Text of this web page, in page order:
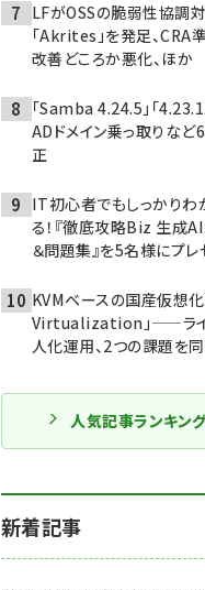
LFがOSSの脆弱性協調
「Akrites」を発足、CRA
改善どころか悪化、ほか
「Samba 4.24.5」「
ADドメイン乗っ取りな
正
IT初心者でもしっかりわ
る！『徹底攻略Biz 生成
＆問題集』を5名様にプレ
KVMベースの国産仮想
Virtualization」——ライ
人化運用、2つの課題を
人気記事ランキン
新着記事